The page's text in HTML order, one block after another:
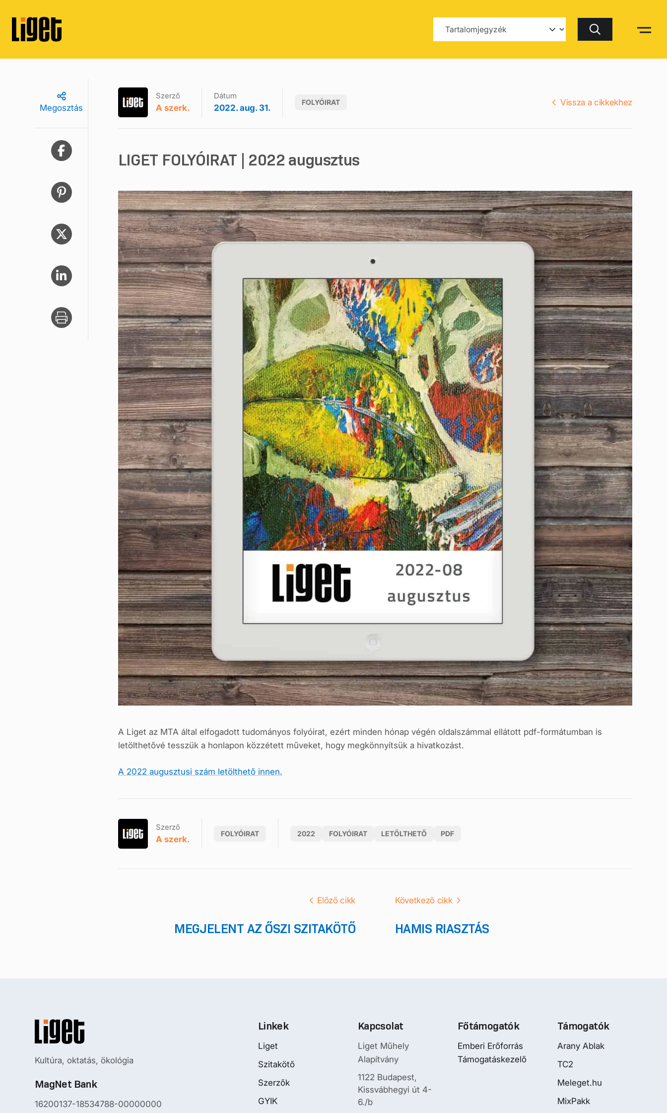
Keresés
Megosztás
Szerző
A szerk.
Dátum
2022. aug. 31.
FOLYÓIRAT Vissza a cikkekhez
LIGET FOLYÓIRAT | 2022 augusztus
A Liget az MTA által elfogadott tudományos folyóirat, ezért minden hónap végén oldalszámmal ellátott pdf-formátumban is
letölthetővé tesszük a honlapon közzétett műveket, hogy megkönnyítsük a hivatkozást.
A 2022 augusztusi szám letölthető innen.
Szerző
A szerk.
FOLYÓIRAT 2022 FOLYÓIRAT LETÖLTHETŐ PDF
Előző cikk
MEGJELENT AZ ŐSZI SZITAKÖTŐ
Következő cikk
HAMIS RIASZTÁS
Kultúra, oktatás, ökológia
MagNet Bank
16200137-18534788-00000000
Linkek
Liget
Szitakötő
Szerzők
GYIK
Kapcsolat
Liget Műhely
Alapítvány
1122 Budapest,
Kissvábhegyi út 4-
6./b
Főtámogatók
Emberi Erőforrás
Támogatáskezelő
Támogatók
Arany Ablak
TC2
Meleget.hu
MixPakk